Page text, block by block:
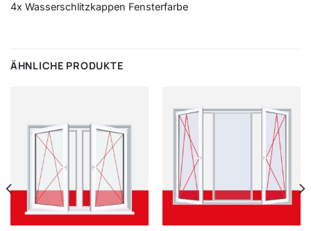
4x Wasserschlitzkappen Fensterfarbe
ÄHNLICHE PRODUKTE